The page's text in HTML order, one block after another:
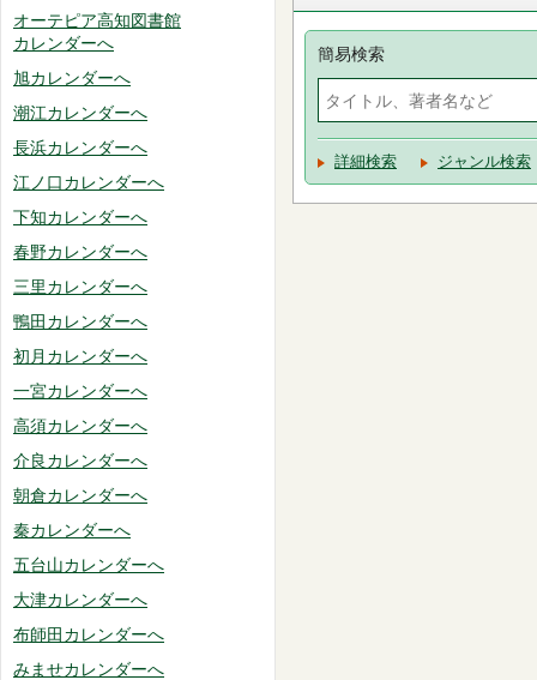
オーテピア高知図書館
カレンダーへ
旭カレンダーへ
潮江カレンダーへ
長浜カレンダーへ
江ノ口カレンダーへ
下知カレンダーへ
春野カレンダーへ
三里カレンダーへ
鴨田カレンダーへ
初月カレンダーへ
一宮カレンダーへ
高須カレンダーへ
介良カレンダーへ
朝倉カレンダーへ
秦カレンダーへ
五台山カレンダーへ
大津カレンダーへ
布師田カレンダーへ
みませカレンダーへ
簡易検索
詳細検索 ジャンル検索